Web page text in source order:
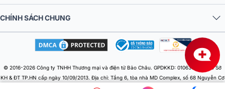
CHÍNH SÁCH CHUNG
© 2016-2026 Công ty TNHH Thương mại và điện tử Bảo Châu. GPDKKD: 0106303879 do Sở
KH & ĐT TP.HN cấp ngày 10/09/2013. Địa chỉ: Tầng 6, tòa nhà MD Complex, số 68 Nguyễn Cơ
Thạch, Phường Từ Liêm, Thành phố Hà Nội, Việt Nam. Điện thoại: 024 730 10 255. Email: